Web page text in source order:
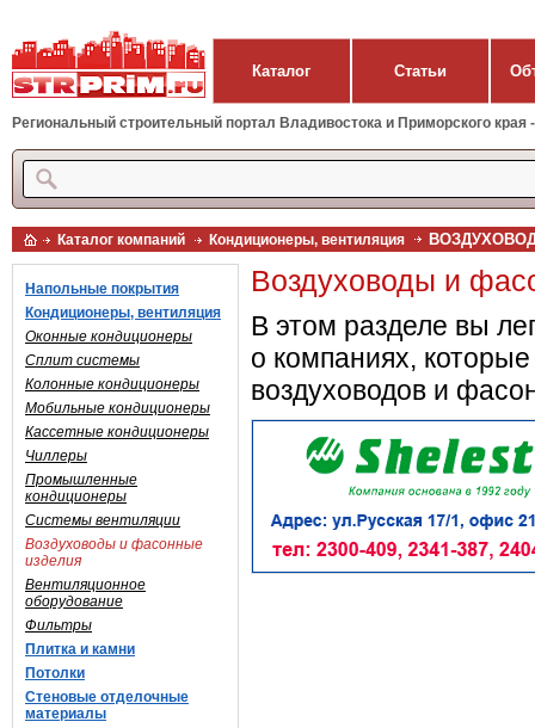
Каталог Статьи
Региональный строительный портал Владивостока и Приморского края
Каталог компаний Кондиционеры, вентиляция
Напольные покрытия
Кондиционеры, вентиляция
Оконные кондиционеры
Сплит системы
Колонные кондиционеры
Мобильные кондиционеры
Кассетные кондиционеры
Чиллеры
Промышленные
кондиционеры
Системы вентиляции
Воздуховоды и фасонные
изделия
Вентиляционное
оборудование
Фильтры
Плитка и камни
Потолки
Стеновые отделочные
материалы
Воздуховоды и
В этом разделе вы
о компаниях,
воздуховодов и